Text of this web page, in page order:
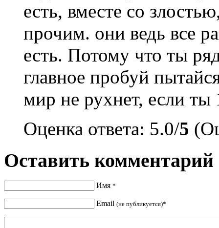
есть, вместе со
прочим. они ведь все
есть. Потому что ты
главное пробуй
мир не рухнет, если ты
Оценка ответа: 5.0/5
Оставить комментарий
Имя *
Email (не публикуется)*